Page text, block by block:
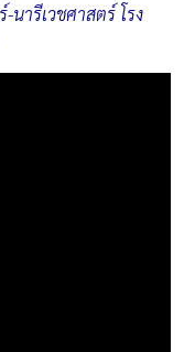
ารีเวชศาสตร์ โรง